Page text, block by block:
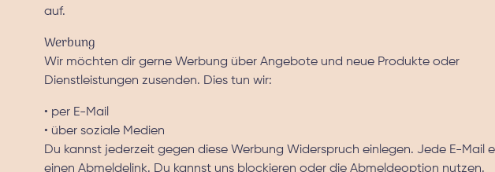
auf.
Werbung
Wir möchten dir gerne Werbung über Angebote und neue Produkte oder
Dienstleistungen zusenden. Dies tun wir:
• per E-Mail
• über soziale Medien
Du kannst jederzeit gegen diese Werbung Widerspruch einlegen. Jede E-Mail
einen Abmeldelink. Du kannst uns blockieren oder die Abmeldeoption nutzen.